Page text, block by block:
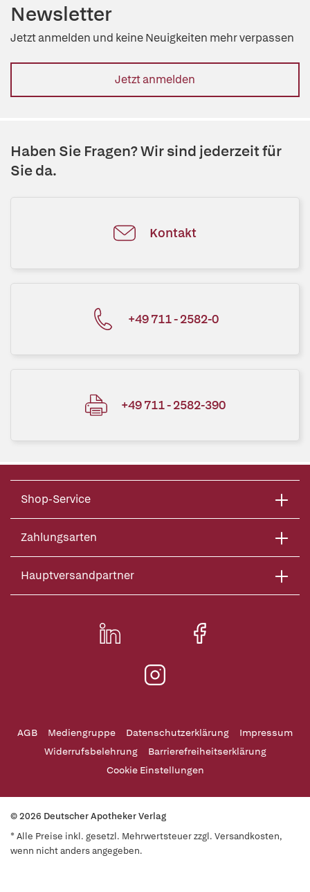
Newsletter
Jetzt anmelden und keine Neuigkeiten mehr verpassen
Jetzt anmelden
Haben Sie Fragen? Wir sind jederzeit für
Sie da.
Kontakt
+49 711 - 2582-0
+49 711 - 2582-390
Shop-Service
Zahlungsarten
Hauptversandpartner
AGB Mediengruppe Datenschutzerklärung
Impressum
Widerrufsbelehrung
Barrierefreiheitserklärung
Cookie Einstellungen
© 2026 Deutscher Apotheker Verlag
* Alle Preise inkl. gesetzl. Mehrwertsteuer zzgl. Versandkosten,
wenn nicht anders angegeben.